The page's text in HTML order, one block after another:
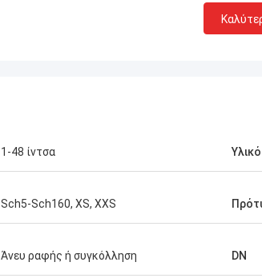
1-48 ίντσα Υλικό
Sch5-Sch160, XS, XXS
Άνευ ραφής ή συγκόλληση DN